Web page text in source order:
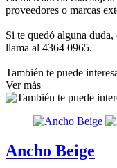
proveedores o marcas
Si te quedó alguna
llama al 4364 0965.
También te puede
Ver más
Ancho Beige